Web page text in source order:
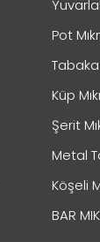
Pot
Tabaka
Küp
Şerit
Metal
Köşeli
BAR